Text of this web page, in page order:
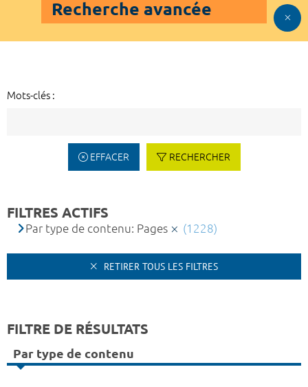
Recherche avancée
Mots-clés :
EFFACER RECHERCHER
FILTRES ACTIFS
Par type de contenu: Pages (1228)
RETIRER TOUS LES FILTRES
FILTRE DE RÉSULTATS
Par type de contenu